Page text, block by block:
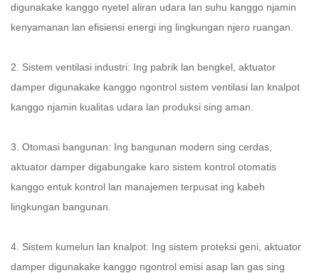
digunakake kanggo nyetel aliran udara lan suhu kanggo njamin
kenyamanan lan efisiensi energi ing lingkungan njero ruangan.
2. Sistem ventilasi industri: Ing pabrik lan bengkel, aktuator
damper digunakake kanggo ngontrol sistem ventilasi lan knalpot
kanggo njamin kualitas udara lan produksi sing aman.
3. Otomasi bangunan: Ing bangunan modern sing cerdas,
aktuator damper digabungake karo sistem kontrol otomatis
kanggo entuk kontrol lan manajemen terpusat ing kabeh
lingkungan bangunan.
4. Sistem kumelun lan knalpot: Ing sistem proteksi geni, aktuator
damper digunakake kanggo ngontrol emisi asap lan gas sing